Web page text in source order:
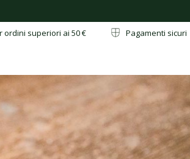
ordini superiori ai 50 € Pagamenti